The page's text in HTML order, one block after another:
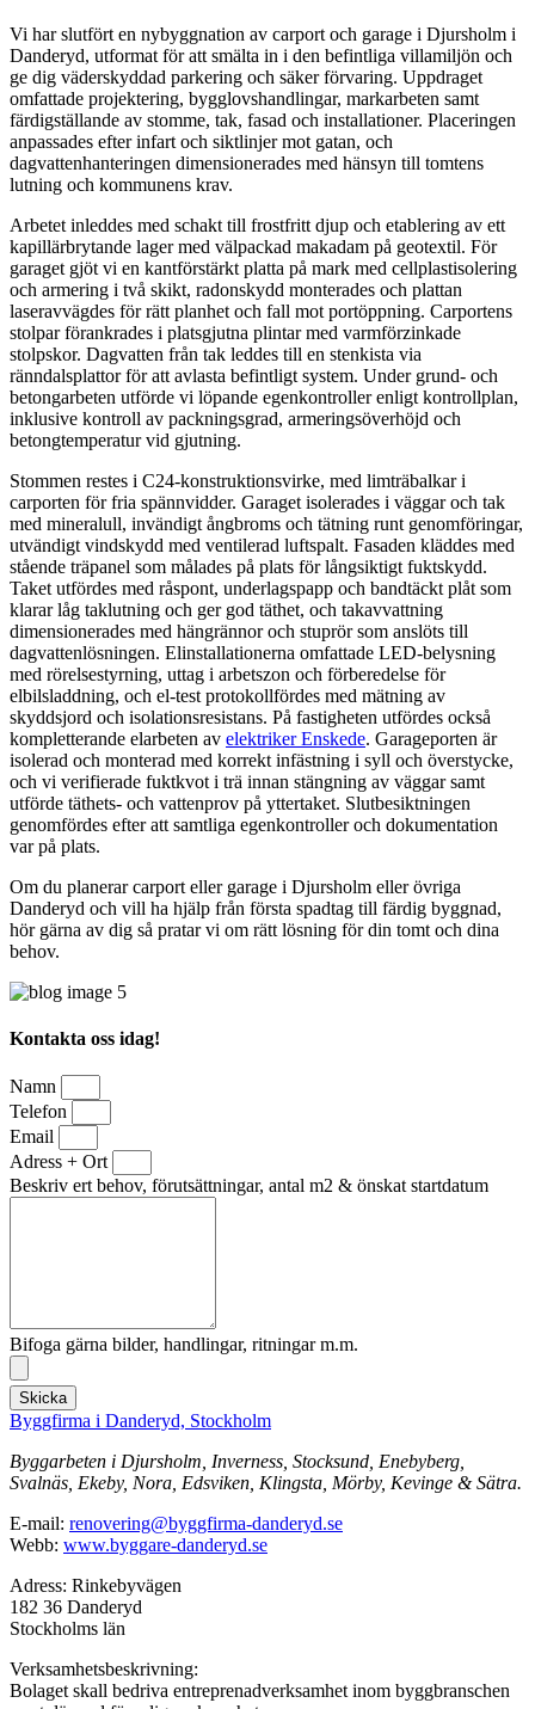
Vi har slutfört en nybyggnation av carport och garage i Djursholm i
Danderyd, utformat för att smälta in i den befintliga villamiljön och
ge dig väderskyddad parkering och säker förvaring. Uppdraget
omfattade projektering, bygglovshandlingar, markarbeten samt
färdigställande av stomme, tak, fasad och installationer. Placeringen
anpassades efter infart och siktlinjer mot gatan, och
dagvattenhanteringen dimensionerades med hänsyn till tomtens
lutning och kommunens krav.
Arbetet inleddes med schakt till frostfritt djup och etablering av ett
kapillärbrytande lager med välpackad makadam på geotextil. För
garaget gjöt vi en kantförstärkt platta på mark med cellplastisolering
och armering i två skikt, radonskydd monterades och plattan
laseravvägdes för rätt planhet och fall mot portöppning. Carportens
stolpar förankrades i platsgjutna plintar med varmförzinkade
stolpskor. Dagvatten från tak leddes till en stenkista via
ränndalsplattor för att avlasta befintligt system. Under grund- och
betongarbeten utförde vi löpande egenkontroller enligt kontrollplan,
inklusive kontroll av packningsgrad, armeringsöverhöjd och
betongtemperatur vid gjutning.
Stommen restes i C24-konstruktionsvirke, med limträbalkar i
carporten för fria spännvidder. Garaget isolerades i väggar och tak
med mineralull, invändigt ångbroms och tätning runt genomföringar,
utvändigt vindskydd med ventilerad luftspalt. Fasaden kläddes med
stående träpanel som målades på plats för långsiktigt fuktskydd.
Taket utfördes med råspont, underlagspapp och bandtäckt plåt som
klarar låg taklutning och ger god täthet, och takavvattning
dimensionerades med hängrännor och stuprör som anslöts till
dagvattenlösningen. Elinstallationerna omfattade LED-belysning
med rörelsestyrning, uttag i arbetszon och förberedelse för
elbilsladdning, och el-test protokollfördes med mätning av
skyddsjord och isolationsresistans. På fastigheten utfördes också
kompletterande elarbeten av elektriker Enskede. Garageporten är
isolerad och monterad med korrekt infästning i syll och överstycke,
och vi verifierade fuktkvot i trä innan stängning av väggar samt
utförde täthets- och vattenprov på yttertaket. Slutbesiktningen
genomfördes efter att samtliga egenkontroller och dokumentation
var på plats.
Om du planerar carport eller garage i Djursholm eller övriga
Danderyd och vill ha hjälp från första spadtag till färdig byggnad,
hör gärna av dig så pratar vi om rätt lösning för din tomt och dina
behov.
Kontakta oss idag!
Namn
Telefon
Email
Adress + Ort
Beskriv ert behov, förutsättningar, antal m2 & önskat startdatum
Bifoga gärna bilder, handlingar, ritningar m.m.
Skicka
Byggfirma i Danderyd, Stockholm
Byggarbeten i Djursholm, Inverness, Stocksund, Enebyberg,
Svalnäs, Ekeby, Nora, Edsviken, Klingsta, Mörby, Kevinge & Sätra.
E-mail: renovering@byggfirma-danderyd.se
Webb: www.byggare-danderyd.se
Adress: Rinkebyvägen
182 36 Danderyd
Stockholms län
Verksamhetsbeskrivning:
Bolaget skall bedriva entreprenadverksamhet inom byggbranschen